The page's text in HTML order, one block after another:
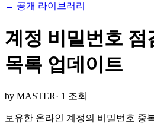
← 공개 라이브러리
계정 비밀번호 점
목록 업데이트
by MASTER· 1 조회
보유한 온라인 계정의 비밀번호 중